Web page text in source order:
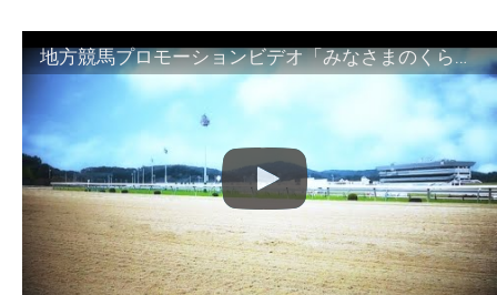
地方競馬プロモーションビデオ「みなさまのくらしのために」30秒篇｜NAR公式